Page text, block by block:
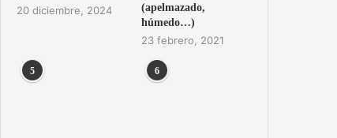
20 diciembre, 2024
(apelmazado,
húmedo…)
23 febrero, 2021
5 6